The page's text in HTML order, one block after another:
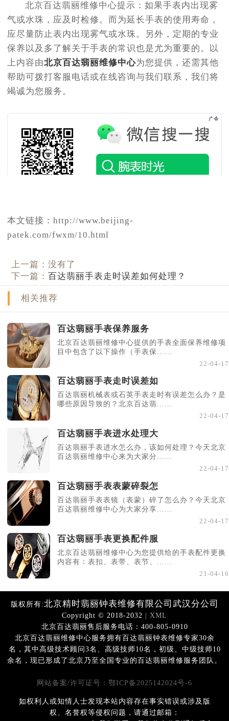
北京百达翡丽维修中心提示：如果手表内出现雾
气或水珠，应及时检修。而为延长手表的使用寿命，
应尽量防止表内出现雾气或水珠。另外，定期的专业
保养以及多了解关于手表的常识也是尤为重要的。以
上内容由北京百达翡丽维修中心为您提供，还需其他
帮助可拨打客服电话或在线咨询与我们联系，我们将
竭诚为您服务。
本文链接：http://www.beijing-
patek.com/fwxm/10.html
上一篇：没有了
下一篇：百达翡丽手表走时误差如何处理？
相关推荐
百达翡丽手表保养服务
北京百达翡丽维修中心提供的手表全面保养维修项
目中包含了以下操作（手表保......
22-04-17
百达翡丽手表走时误差如
百达翡丽机械表或石英手表走时有误差怎么办？是
哪些原因导致的？北京百达翡......
22-04-17
百达翡丽手表进水处理大
百达翡丽手表进水怎么办，该如何处理？今天北京
百达翡丽维修中心来为大家分......
22-04-17
百达翡丽手表表蒙碎裂怎
百达翡丽手表表镜（表蒙）碎了怎么办？今天北京
百达翡丽维修中心为大家分享......
22-04-17
百达翡丽手表更换配件服
北京百达翡丽维修中心为您提供给的手表配件更换
内容有：表扣、表带、表节、......
21-04-16
版权所有:北京精时翡丽钟表维修有限公司武汉分公司
Copyright © 2018-2032 | XML
北京百达翡丽售后服务电话：400-805-0910
北京百达翡丽维修中心服务拥有百达翡丽钟表维修专家30余
名，其中高级技术顾问3名、高级技师10名，初级、中级技师10
余名，现已形成了北京乃至全国专业的百达翡丽维修服务团队。
网站备案/许可证号：鄂ICP备2025142024号-6
如权利人或知情人士发现本站内容存在事实错误或涉及版
权、名誉权等侵权问题，请通过邮箱：